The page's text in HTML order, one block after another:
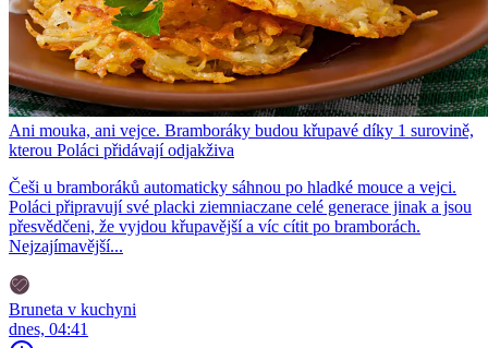
Ani mouka, ani vejce. Bramboráky budou křupavé díky 1 surovině,
kterou Poláci přidávají odjakživa
Češi u bramboráků automaticky sáhnou po hladké mouce a vejci.
Poláci připravují své placki ziemniaczane celé generace jinak a jsou
přesvědčeni, že vyjdou křupavější a víc cítit po bramborách.
Nejzajímavější...
Bruneta v kuchyni
dnes, 04:41